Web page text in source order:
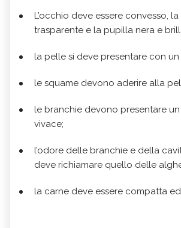
L’occhio deve essere convesso,
trasparente e la pupilla nera e
la pelle si deve presentare con
le squame devono aderire alla
le branchie devono presentare
vivace;
l’odore delle branchie e della
deve richiamare quello delle
la carne deve essere compatta